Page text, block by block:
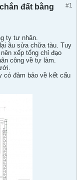
#1
đất bằng
ty tư nhân.
âu sửa chữa tàu. Tuy
xếp tổng chỉ đạo
công về tự làm.
có đảm bảo về kết cấu